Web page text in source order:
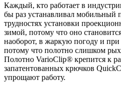
Каждый, кто работает в
бы раз устанавливал мобильный
трудностях установки
зимой, потому что оно
наоборот, в жаркую погоду и
потому что полотно слишком
Полотно VarioClip® крепится к
запатентованных крючков
упрощают работу.